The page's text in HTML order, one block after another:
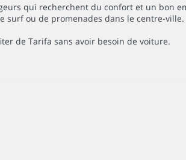
qui recherchent du confort et un bon
surf ou de promenades dans le centre-ville.
de Tarifa sans avoir besoin de voiture.